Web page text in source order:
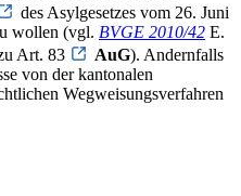
des Asylgesetzes vom 26. Juni
wollen (vgl. BVGE 2010/42 E.
Art. 83
AuG). Andernfalls
von der kantonalen
Wegweisungsverfahren